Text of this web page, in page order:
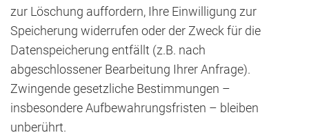
zur Löschung auffordern, Ihre Einwilligung zur
Speicherung widerrufen oder der Zweck für die
Datenspeicherung entfällt (z.B. nach
abgeschlossener Bearbeitung Ihrer Anfrage).
Zwingende gesetzliche Bestimmungen –
insbesondere Aufbewahrungsfristen – bleiben
unberührt.